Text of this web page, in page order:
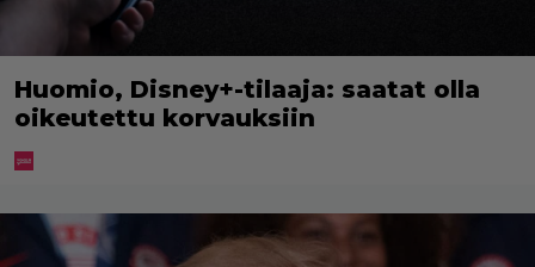
Huomio, Disney+-tilaaja: saatat olla
oikeutettu korvauksiin